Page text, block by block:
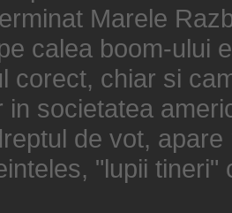
Marele
calea boom-ului
corect, chiar si
in societatea
de vot,
"lupii